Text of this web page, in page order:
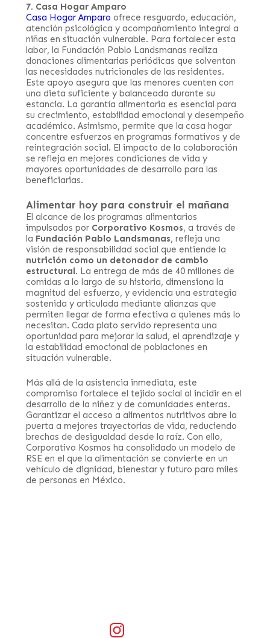
7. Casa Hogar Amparo
Casa Hogar Amparo ofrece resguardo, educación,
atención psicológica y acompañamiento integral a
niñas en situación vulnerable. Para fortalecer esta
labor, la Fundación Pablo Landsmanas realiza
donaciones alimentarias periódicas que solventan
las necesidades nutricionales de las residentes.
Este apoyo asegura que las menores cuenten con
una dieta suficiente y balanceada durante su
estancia. La garantía alimentaria es esencial para
su crecimiento, estabilidad emocional y desempeño
académico. Asimismo, permite que la casa hogar
concentre esfuerzos en programas formativos y de
reintegración social. El impacto de la colaboración
se refleja en mejores condiciones de vida y
mayores oportunidades de desarrollo para las
beneficiarias.
Alimentar hoy para construir el mañana
El alcance de los programas alimentarios
impulsados por Corporativo Kosmos, a través de
la Fundación Pablo Landsmanas, refleja una
visión de responsabilidad social que entiende la
nutrición como un detonador de cambio
estructural. La entrega de más de 40 millones de
comidas a lo largo de su historia, dimensiona la
magnitud del esfuerzo, y evidencia una estrategia
sostenida y articulada mediante alianzas que
permiten llegar de forma efectiva a quienes más lo
necesitan. Cada plato servido representa una
oportunidad para mejorar la salud, el aprendizaje y
la estabilidad emocional de poblaciones en
situación vulnerable.
Más allá de la asistencia inmediata, este
compromiso fortalece el tejido social al incidir en el
desarrollo de la niñez y de comunidades enteras.
Garantizar el acceso a alimentos nutritivos abre la
puerta a mejores trayectorias de vida, reduciendo
brechas de desigualdad desde la raíz. Con ello,
Corporativo Kosmos ha consolidado un modelo de
RSE en el que la alimentación se convierte en un
vehículo de dignidad, bienestar y futuro para miles
de personas en México.